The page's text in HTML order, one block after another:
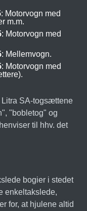
: Motorvogn med
m.m.
: Motorvogn med
: Mellemvogn.
: Motorvogn med
Litra SA-togsættene
"bobletog" og
til hhv. det
bogier i stedet
enkeltakslede,
for, at hjulene altid